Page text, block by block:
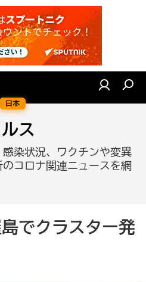
日本
ス
染状況、ワクチンや変異
コロナ関連ニュースを網
でクラスター発